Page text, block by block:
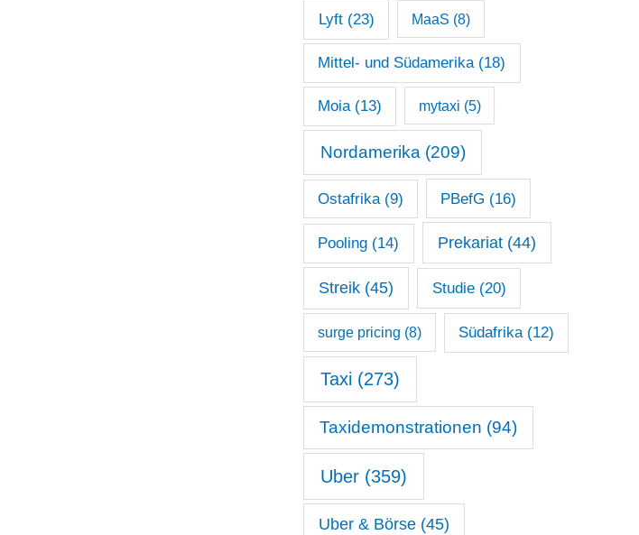
Lyft(23) MaaS (8)
Mittel- und Südamerika(18)
Moia(13) mytaxi (5)
Nordamerika (209)
Ostafrika(9) PBefG (16)
Pooling (14) Prekariat(44)
Streik (45) Studie(20)
surge pricing (8) Südafrika(12)
Taxi(273)
Taxidemonstrationen (94)
Uber (359)
Uber & Börse (45)